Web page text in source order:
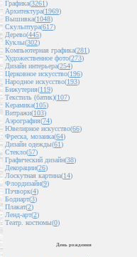
Графика(3261)
Архитектура(1969)
Вышивка(1048)
Скульптура(617)
Дерево(445)
Куклы(302)
Компьютерная графика(281)
Художественное фото(273)
Дизайн интерьера(254)
Церковное искусство(196)
Народное искусство(193)
Бижутерия(119)
Текстиль (батик)(107)
Керамика(105)
Витражи(103)
Аэрография(74)
Ювелирное искусство(66)
Фреска, мозаика(64)
Дизайн одежды(61)
Стекло(57)
Графический дизайн(38)
Декорации(26)
Лоскутная картина(14)
Флордизайн(9)
Пэчворк(4)
Бодиарт(3)
Плакат(2)
Ленд-арт(2)
Театр. костюмы(0)
День рождения